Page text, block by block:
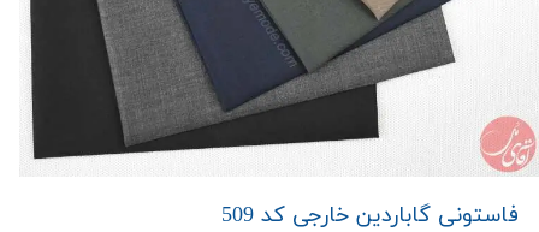
فاستونی گاباردین خارجی کد 509